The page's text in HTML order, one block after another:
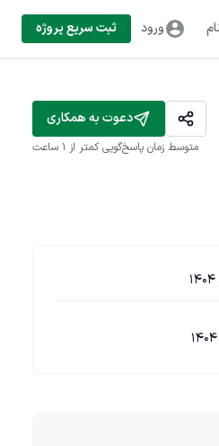
ورود ثبت سریع پروژه
دعوت به همکاری
متوسط زمان پاسخ‌گویی کمتر از 1 ساعت